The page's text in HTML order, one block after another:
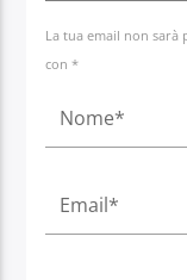
La tua email non sarà
con *